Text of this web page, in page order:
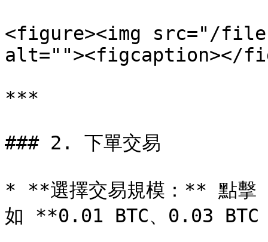
<figure><img src="/files/
alt=""><figcaption></
***
### 2. 下單交易
* **選擇交易規模：** 點擊
如 **0.01 BTC、0.03